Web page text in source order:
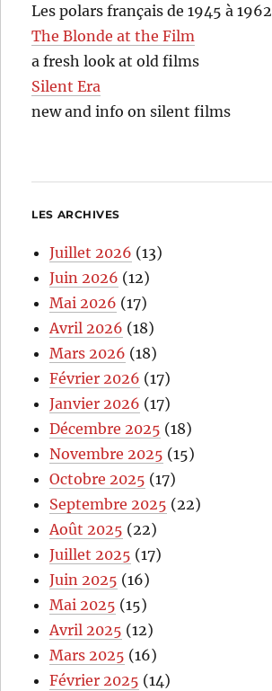
Les polars français de 1945 à 1962
The Blonde at the Film
a fresh look at old films
Silent Era
new and info on silent films
LES ARCHIVES
Juillet 2026 (13)
Juin 2026 (12)
Mai 2026 (17)
Avril 2026 (18)
Mars 2026 (18)
Février 2026 (17)
Janvier 2026 (17)
Décembre 2025 (18)
Novembre 2025 (15)
Octobre 2025 (17)
Septembre 2025 (22)
Août 2025 (22)
Juillet 2025 (17)
Juin 2025 (16)
Mai 2025 (15)
Avril 2025 (12)
Mars 2025 (16)
Février 2025 (14)